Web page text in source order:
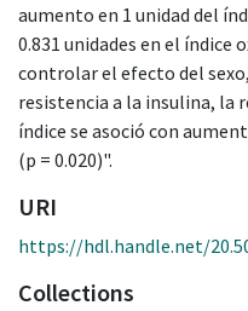
aumento en 1 unidad del
0.831 unidades en el índice
controlar el efecto del
resistencia a la insulina, la
índice se asoció con
(p = 0.020)".
URI
https://hdl.handle.net/
Collections